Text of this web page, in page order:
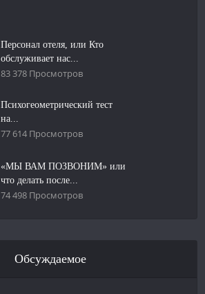
Персонал отеля, или Кто
обслуживает нас...
83 378 Просмотров
Психогеометрический тест
на...
77 614 Просмотров
«МЫ ВАМ ПОЗВОНИМ» или
что делать после...
74 498 Просмотров
Обсуждаемое